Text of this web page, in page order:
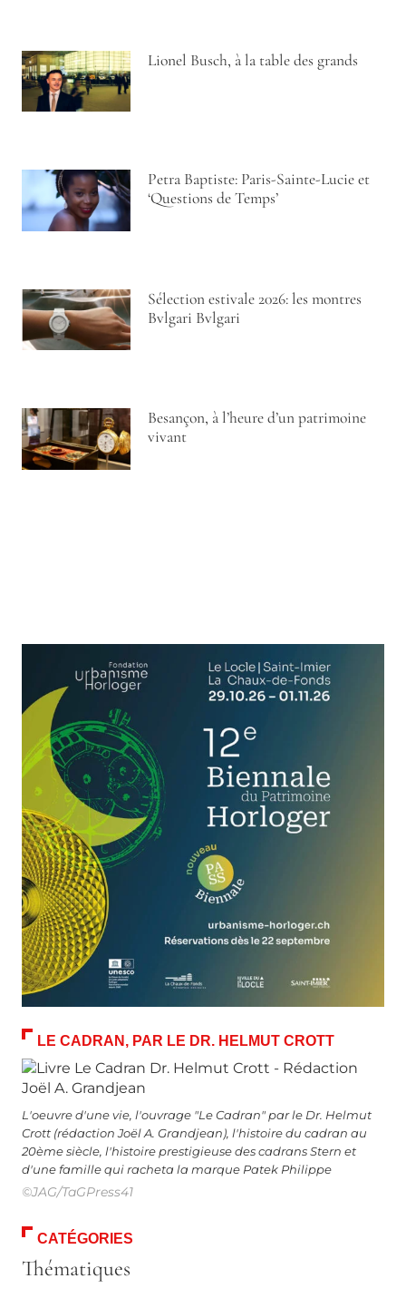
Lionel Busch, à la table des grands
Petra Baptiste: Paris-Sainte-Lucie et
‘Questions de Temps’
Sélection estivale 2026: les montres
Bvlgari Bvlgari
Besançon, à l’heure d’un patrimoine
vivant
LE CADRAN, PAR LE DR. HELMUT CROTT
L'oeuvre d'une vie, l'ouvrage "Le Cadran" par le Dr. Helmut
Crott (rédaction Joël A. Grandjean), l'histoire du cadran au
20ème siècle, l'histoire prestigieuse des cadrans Stern et
d'une famille qui racheta la marque Patek Philippe
©JAG/TaGPress41
CATÉGORIES
Thématiques